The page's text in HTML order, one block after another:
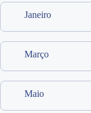
Janeiro
Março
Maio